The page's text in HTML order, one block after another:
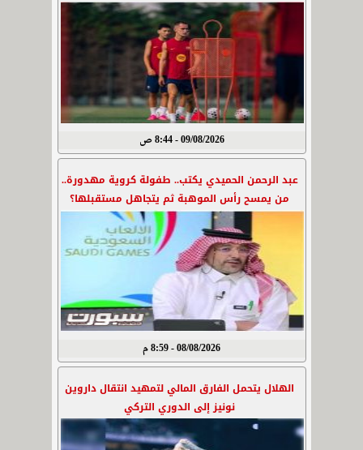
09/08/2026 - 8:44 ص
عبد الرحمن الحميدي يكتب.. طفولة كروية مهدورة..
من يمسح رأس الموهبة ثم يتجاهل مستقبلها؟
08/08/2026 - 8:59 م
الهلال يتحمل الفارق المالي لتمهيد انتقال داروين
نونيز إلى الدوري التركي